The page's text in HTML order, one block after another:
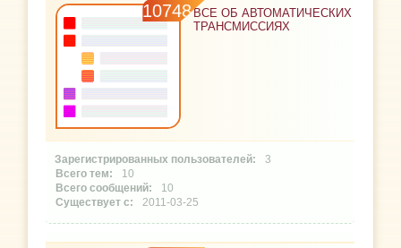
10748ВСЕ ОБ АВТОМАТИЧЕСКИХ
ТРАНСМИССИЯХ
3
10
10
2011-03-25